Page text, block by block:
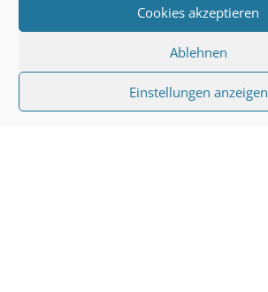
Cookies akzeptieren
Ablehnen
Einstellungen anzeigen